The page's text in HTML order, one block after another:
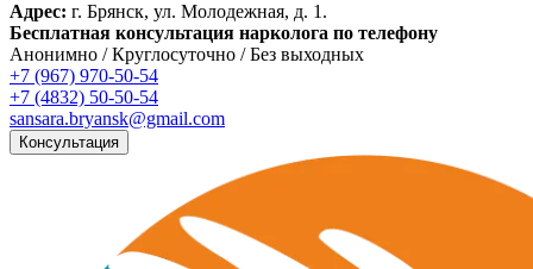
Адрес: г. Брянск, ул. Молодежная, д. 1.
Бесплатная консультация нарколога по телефону
Анонимно / Круглосуточно / Без выходных
+7 (967) 970-50-54
+7 (4832) 50-50-54
sansara.bryansk@gmail.com
Консультация